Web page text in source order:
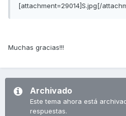
[attachment=29014]S.jpg[/
Muchas gracias!!!
Archivado
Este tema ahora está
respuestas.